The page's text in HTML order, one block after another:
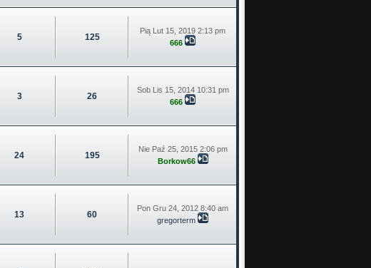
5 125
Pią Lut 15, 2019 2:13 pm
666
3 26
Sob Lis 15, 2014 10:31 pm
666
24 195
Nie Paź 25, 2015 2:06 pm
Borkow66
13 60
Pon Gru 24, 2012 8:40 am
gregorterm